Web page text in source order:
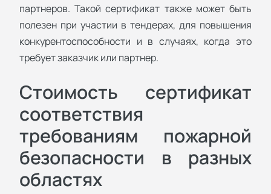
партнеров. Такой сертификат также может быть
полезен при участии в тендерах, для повышения
конкурентоспособности и в случаях, когда это
требует заказчик или партнер.
Стоимость сертификат
соответствия
требованиям пожарной
безопасности в разных
областях